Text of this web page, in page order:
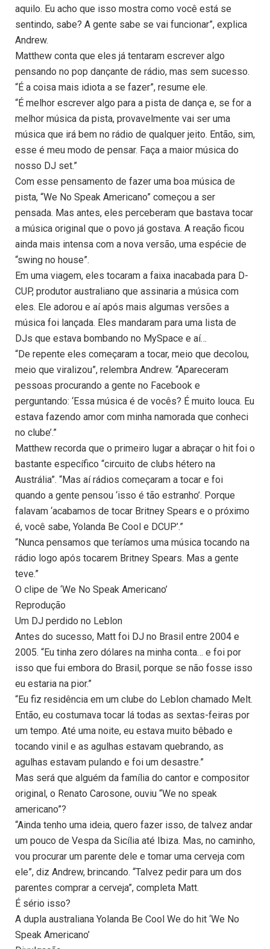
aquilo. Eu acho que isso mostra como você está se
sentindo, sabe? A gente sabe se vai funcionar”, explica
Andrew.
Matthew conta que eles já tentaram escrever algo
pensando no pop dançante de rádio, mas sem sucesso.
“É a coisa mais idiota a se fazer”, resume ele.
“É melhor escrever algo para a pista de dança e, se for a
melhor música da pista, provavelmente vai ser uma
música que irá bem no rádio de qualquer jeito. Então, sim,
esse é meu modo de pensar. Faça a maior música do
nosso DJ set.”
Com esse pensamento de fazer uma boa música de
pista, “We No Speak Americano” começou a ser
pensada. Mas antes, eles perceberam que bastava tocar
a música original que o povo já gostava. A reação ficou
ainda mais intensa com a nova versão, uma espécie de
“swing no house”.
Em uma viagem, eles tocaram a faixa inacabada para D-
CUP, produtor australiano que assinaria a música com
eles. Ele adorou e aí após mais algumas versões a
música foi lançada. Eles mandaram para uma lista de
DJs que estava bombando no MySpace e aí…
“De repente eles começaram a tocar, meio que decolou,
meio que viralizou”, relembra Andrew. “Apareceram
pessoas procurando a gente no Facebook e
perguntando: ‘Essa música é de vocês? É muito louca. Eu
estava fazendo amor com minha namorada que conheci
no clube’.”
Matthew recorda que o primeiro lugar a abraçar o hit foi o
bastante específico “circuito de clubs hétero na
Austrália”. “Mas aí rádios começaram a tocar e foi
quando a gente pensou ‘isso é tão estranho’. Porque
falavam ‘acabamos de tocar Britney Spears e o próximo
é, você sabe, Yolanda Be Cool e DCUP’.”
“Nunca pensamos que teríamos uma música tocando na
rádio logo após tocarem Britney Spears. Mas a gente
teve.”
O clipe de ‘We No Speak Americano’
Reprodução
Um DJ perdido no Leblon
Antes do sucesso, Matt foi DJ no Brasil entre 2004 e
2005. “Eu tinha zero dólares na minha conta… e foi por
isso que fui embora do Brasil, porque se não fosse isso
eu estaria na pior.”
“Eu fiz residência em um clube do Leblon chamado Melt.
Então, eu costumava tocar lá todas as sextas-feiras por
um tempo. Até uma noite, eu estava muito bêbado e
tocando vinil e as agulhas estavam quebrando, as
agulhas estavam pulando e foi um desastre.”
Mas será que alguém da família do cantor e compositor
original, o Renato Carosone, ouviu “We no speak
americano”?
“Ainda tenho uma ideia, quero fazer isso, de talvez andar
um pouco de Vespa da Sicília até Ibiza. Mas, no caminho,
vou procurar um parente dele e tomar uma cerveja com
ele”, diz Andrew, brincando. “Talvez pedir para um dos
parentes comprar a cerveja”, completa Matt.
É sério isso?
A dupla australiana Yolanda Be Cool We do hit ‘We No
Speak Americano’